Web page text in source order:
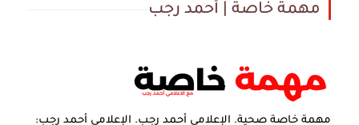
مهمة خاصة | أحمد رجب
مهمة خاصة صحية. الإعلامي أحمد رجب. الإعلامي أحمد رجب: